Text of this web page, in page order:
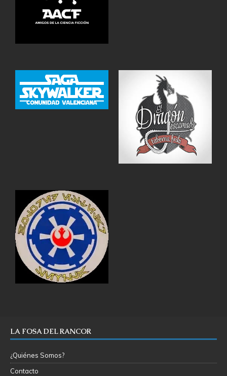
LA FOSA DEL RANCOR
¿Quiénes Somos?
Contacto